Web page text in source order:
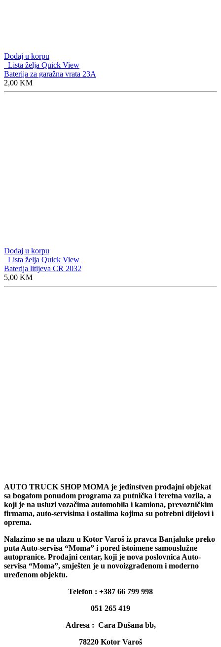
Dodaj u korpu
Lista želja Quick View
Baterija za garažna vrata 23A
2,00 KM
Dodaj u korpu
Lista želja Quick View
Baterija litijeva CR 2032
5,00 KM
AUTO TRUCK SHOP MOMA je jedinstven prodajni objekat
sa bogatom ponudom programa za putnička i teretna vozila, a
koji je na usluzi vozačima automobila i kamiona, prevozničkim
firmama, auto-servisima i ostalima kojima su potrebni dijelovi i
oprema.
Nalazimo se na ulazu u Kotor Varoš iz pravca Banjaluke preko
puta Auto-servisa “Moma” i pored istoimene samouslužne
autopranice. Prodajni centar, koji je nova poslovnica Auto-
servisa “Moma”, smješten je u novoizgrađenom i moderno
uređenom objektu.
Telefon : +387 66 799 998
051 265 419
Adresa : Cara Dušana bb,
78220 Kotor Varoš